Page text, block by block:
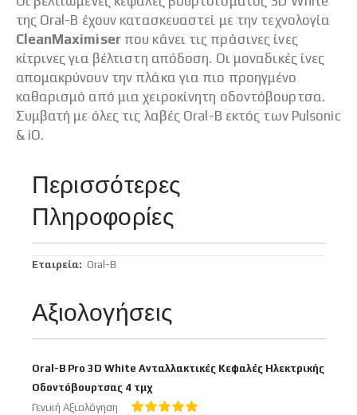
της Oral-B έχουν κατασκευαστεί με την τεχνολογία
CleanMaximiser που κάνει τις πράσινες ίνες
κίτρινες για βέλτιστη απόδοση. Οι μοναδικές ίνες
απομακρύνουν την πλάκα για πιο προηγμένο
καθαρισμό από μια χειροκίνητη οδοντόβουρτσα.
Συμβατή με όλες τις λαβές Oral-B εκτός των Pulsonic
& iO.
Περισσότερες
Πληροφορίες
ΠερισσότερεςOral-B
Αξιολογήσεις
Oral-B Pro 3D White Ανταλλακτικές Κεφαλές Ηλεκτρικής
Οδοντόβουρτσας 4 τμχ
Γενική Αξιολόγηση